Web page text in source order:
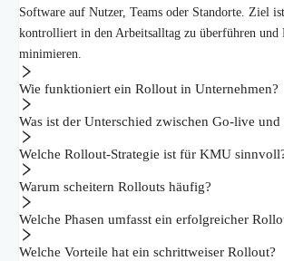
Software auf Nutzer, Teams oder Standorte. Ziel
kontrolliert in den Arbeitsalltag zu überführen und
minimieren.
Wie funktioniert ein Rollout in Unternehmen?
Was ist der Unterschied zwischen Go-live und
Welche Rollout-Strategie ist für KMU
Warum scheitern Rollouts häufig?
Welche Phasen umfasst ein erfolgreicher
Welche Vorteile hat ein schrittweiser Rollout?